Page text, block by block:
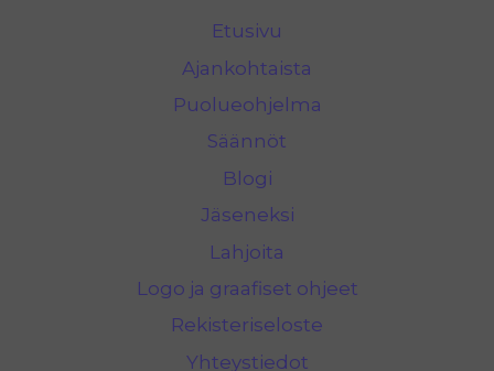
Etusivu
Ajankohtaista
Puolueohjelma
Säännöt
Blogi
Jäseneksi
Lahjoita
Logo ja graafiset ohjeet
Rekisteriseloste
Yhteystiedot